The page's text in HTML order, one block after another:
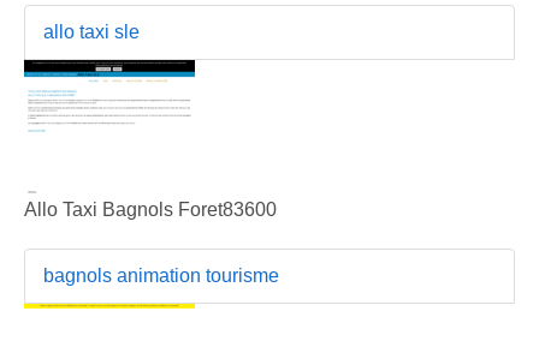
allo taxi sle
Allo Taxi Bagnols Foret83600
bagnols animation tourisme